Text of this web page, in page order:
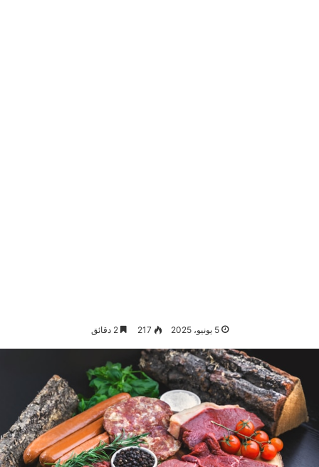
5 يونيو، 2025 217 2 دقائق